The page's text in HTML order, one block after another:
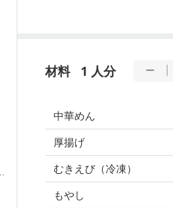
材料 1 人分
中華めん
厚揚げ
むきえび（冷凍）
もやし